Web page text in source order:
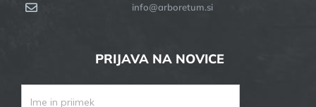
info@arboretum.si
PRIJAVA NA NOVICE